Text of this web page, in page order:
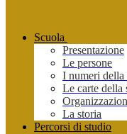
Scuola
Presentazione
Le persone
I numeri della
Le carte della
La storia
Percorsi di studio